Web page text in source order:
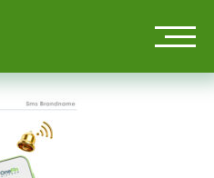
Brandname